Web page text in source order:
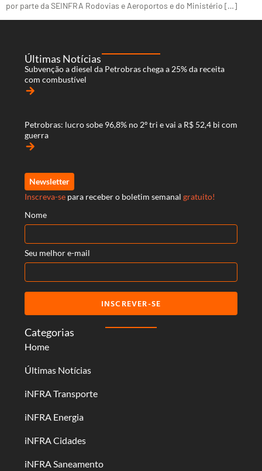
por parte da SEINFRA Rodovias e Aeroportos e do Ministério […]
Categorias
Home
Últimas Notícias
iNFRA Transporte
iNFRA Energia
iNFRA Cidades
iNFRA Saneamento
Últimas Notícias
Subvenção a diesel da Petrobras chega a 25% da receita
com combustível
arrow_forward
Petrobras: lucro sobe 96,8% no 2º tri e vai a R$ 52,4 bi com
guerra
arrow_forward
Newsletter
Inscreva-se para receber o boletim semanal gratuito!
Nome
Seu melhor e-mail
INSCREVER-SE